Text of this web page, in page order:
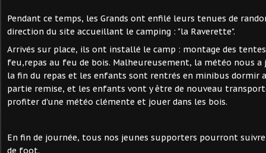
Pendant ce temps, les Grands ont enfilé leurs tenues de
direction du site accueillant le camping : "la Raverette".
Arrivés sur place, ils ont installé le camp : montage des
feu,repas au feu de bois. Malheureusement, la météo nous
la fin du repas et les enfants sont rentrés en minibus dormir
partie remise, et les enfants vont y être de nouveau
profiter d'une météo clémente et jouer dans les bois.
En fin de journée, tous nos jeunes supporters pourront
de foot.